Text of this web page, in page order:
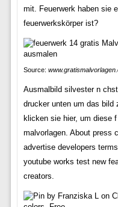
mit. Feuerwerk haben sie
feuerwerkskörper ist?
Source:
Ausmalbild silvester n
drucker unten um das bild
klicken sie hier, um diese
malvorlagen. About press
advertise developers
youtube works test new
creators.